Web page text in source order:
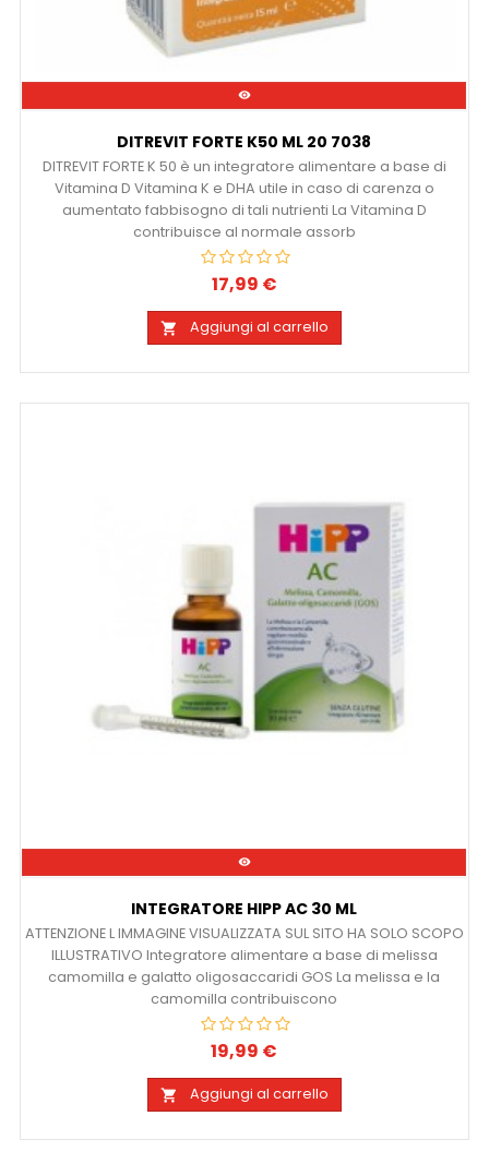

DITREVIT FORTE K50 ML 20 7038
DITREVIT FORTE K 50 è un integratore alimentare a base di
Vitamina D Vitamina K e DHA utile in caso di carenza o
aumentato fabbisogno di tali nutrienti La Vitamina D
contribuisce al normale assorb
Prezzo
17,99 €
 Aggiungi al carrello

INTEGRATORE HIPP AC 30 ML
ATTENZIONE L IMMAGINE VISUALIZZATA SUL SITO HA SOLO SCOPO
ILLUSTRATIVO Integratore alimentare a base di melissa
camomilla e galatto oligosaccaridi GOS La melissa e la
camomilla contribuiscono
Prezzo
19,99 €
 Aggiungi al carrello